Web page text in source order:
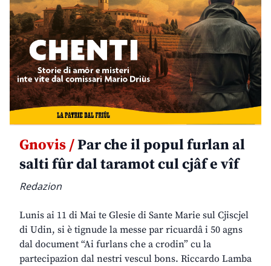
Gnovis /Par che il popul furlan al
salti fûr dal taramot cul cjâf e vîf
Redazion
Lunis ai 11 di Mai te Glesie di Sante Marie sul Cjiscjel
di Udin, si è tignude la messe par ricuardâ i 50 agns
dal document “Ai furlans che a crodin” cu la
partecipazion dal nestri vescul bons. Riccardo Lamba